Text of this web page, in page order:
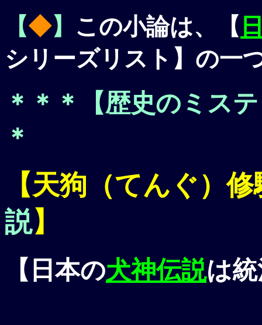
【◆】 この小論は、【
シリーズリスト】の一
＊＊＊【歴史のミス
＊
【天狗（てんぐ）修
説】
【日本の犬神伝説は